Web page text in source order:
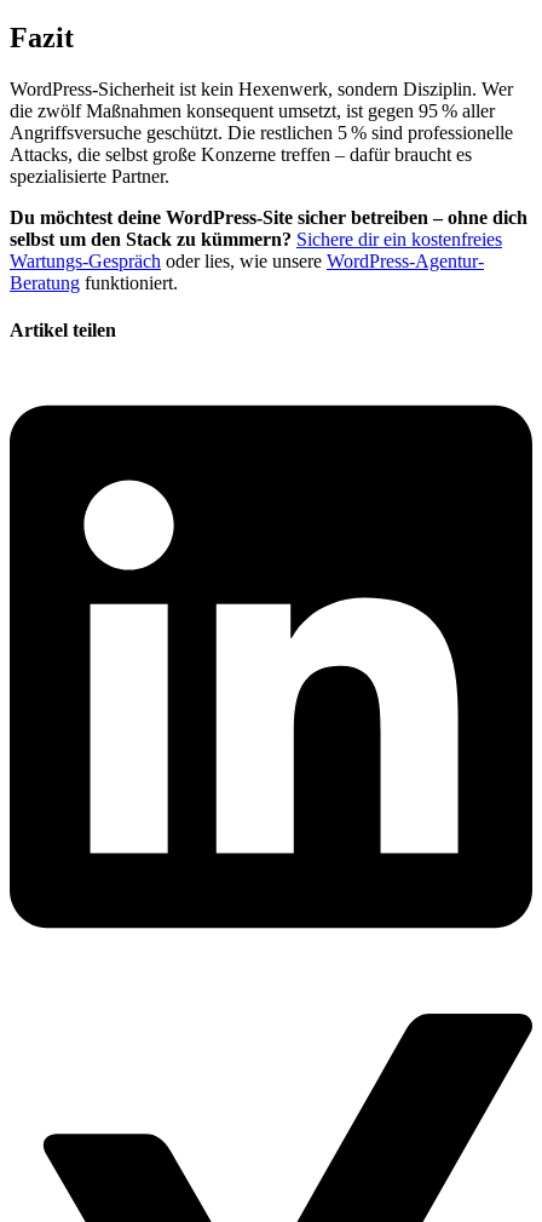
Fazit
WordPress-Sicherheit ist kein Hexenwerk, sondern Disziplin. Wer
die zwölf Maßnahmen konsequent umsetzt, ist gegen 95 % aller
Angriffsversuche geschützt. Die restlichen 5 % sind professionelle
Attacks, die selbst große Konzerne treffen – dafür braucht es
spezialisierte Partner.
Du möchtest deine WordPress-Site sicher betreiben – ohne dich
selbst um den Stack zu kümmern? Sichere dir ein kostenfreies
Wartungs-Gespräch oder lies, wie unsere WordPress-Agentur-
Beratung funktioniert.
Artikel teilen